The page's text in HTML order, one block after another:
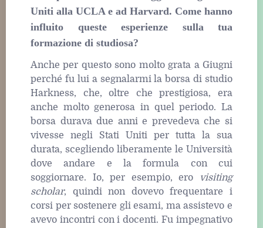
Uniti alla UCLA e ad Harvard. Come hanno
influito queste esperienze sulla tua
formazione di studiosa?
Anche per questo sono molto grata a Giugni
perché fu lui a segnalarmi la borsa di studio
Harkness, che, oltre che prestigiosa, era
anche molto generosa in quel periodo. La
borsa durava due anni e prevedeva che si
vivesse negli Stati Uniti per tutta la sua
durata, scegliendo liberamente le Università
dove andare e la formula con cui
soggiornare. Io, per esempio, ero
visiting
scholar, quindi non dovevo frequentare i
corsi per sostenere gli esami, ma assistevo e
avevo incontri con i docenti. Fu impegnativo